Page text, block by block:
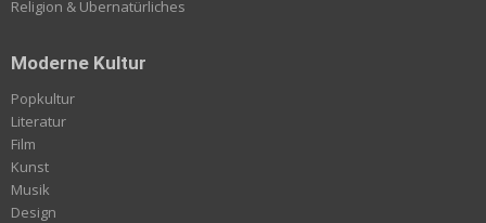
Religion & Übernatürliches
Moderne Kultur
Popkultur
Literatur
Film
Kunst
Musik
Design